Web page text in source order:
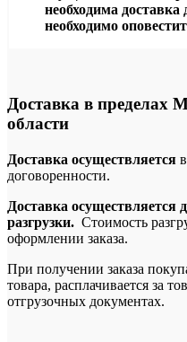
необходима
необходимо
Доставка в пределах
области
Доставка осуществляется
договоренности.
Доставка осуществляется
разгрузки. Стоимость
оформлении заказа.
При получении заказа
товара, расплачивается за
отгрузочных документах.